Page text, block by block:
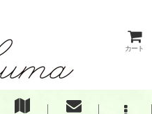
カート